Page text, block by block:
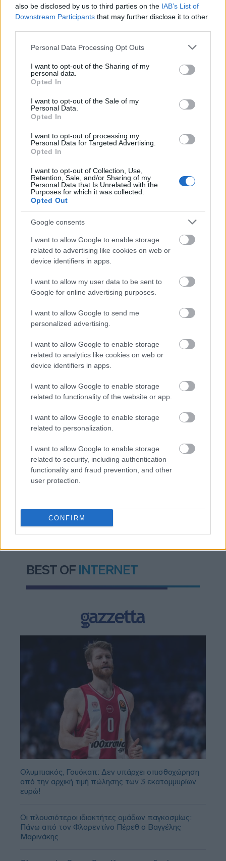
also be disclosed by us to third parties on the IAB’s List of
Downstream Participants that may further disclose it to other
Please note that this website/app uses one or more Google
not limited to your visit or usage behaviour. You may click to
grant or deny consent to Google and its third-party tags to
use your data for below specified purposes in below Google
consent section.
Personal Data Processing Opt Outs
I want to opt-out of the Sharing of my
personal data.
Opted In
I want to opt-out of the Sale of my
Personal Data.
Opted In
I want to opt-out of processing my
Personal Data for Targeted Advertising.
Opted In
I want to opt-out of Collection, Use,
Retention, Sale, and/or Sharing of my
Personal Data that Is Unrelated with the
Purposes for which it was collected.
Opted Out
Google consents
I want to allow Google to enable storage
related to advertising like cookies on web or
device identifiers in apps.
I want to allow my user data to be sent to
Google for online advertising purposes.
I want to allow Google to send me
personalized advertising.
I want to allow Google to enable storage
related to analytics like cookies on web or
device identifiers in apps.
I want to allow Google to enable storage
related to functionality of the website or app.
I want to allow Google to enable storage
related to personalization.
I want to allow Google to enable storage
related to security, including authentication
functionality and fraud prevention, and other
user protection.
CONFIRM
Πηγή: ΑΠΕ-ΜΠΕ
πρώτοι όλες τιςειδήσειςαπό την Ελλάδα και τον κόσμο.
Η χώρα που ζει το δημογραφικό μας μέλλον
της μέχρι το 2070
Ακαθάριστα οικόπεδα: Τι γίνεται όταν ο
ιδιοκτήτης δεν τα καθαρίσει - Πώς κινούνται
δήμοι και ΠΣ, ποιος πληρώνει τον λογαριασμό
Η επίθεση στη Hugging Face σηματοδοτεί την
κυβερνοεπιθέσεων με AI
TAGS:
Δημήτρης Παπαστεργίου
Νέα Δημοκρατία (ΝΔ)
BEST OF INTERNET
Ολυμπιακός, Γουόκαπ: Δεν υπάρχει οπισθοχώρηση
από την αρχική τιμή πώλησης των 3 εκατομμυρίων
ευρώ!
Οι πλουσιότεροι ιδιοκτήτες ομάδων παγκοσμίως:
Πάνω από τον Φλορεντίνο Πέρεθ ο Βαγγέλης
Μαρινάκης